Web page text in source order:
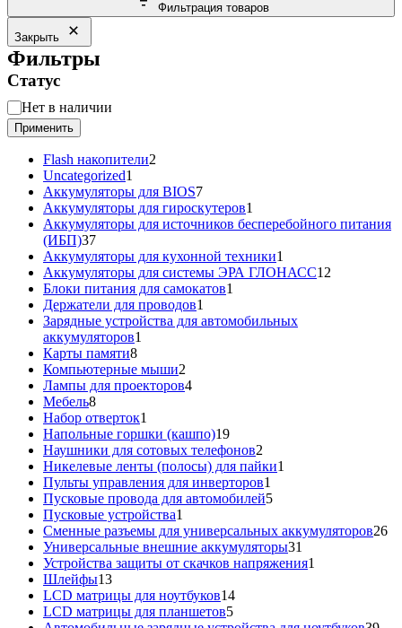
Фильтрация товаров
Закрыть
Фильтры
Статус
Статус
Нет в наличии
Применить
Flash накопители2
Uncategorized1
товар
Аккумуляторы для BIOS77
товаров
Аккумуляторы для гироскутеров1
товар
Аккумуляторы для источников бесперебойного питания
(ИБП)3737
товаров
Аккумуляторы для кухонной техники1
товар
Аккумуляторы для системы ЭРА ГЛОНАСС12
Блоки питания для самокатов1
Держатели для проводов1
товар
Зарядные устройства для автомобильных
аккумуляторов1
Карты памяти88
товаров
Компьютерные мыши2
товара
Лампы для проекторов44
Мебель88
товаров
Набор отверток1
товар
Напольные горшки (кашпо)1919
товаров
Наушники для сотовых телефонов2
товара
Никелевые ленты (полосы) для пайки1
Пульты управления для инверторов1
товар
Пусковые провода для автомобилей55
Пусковые устройства1
товар
Сменные разъемы для универсальных аккумуляторов2626
Универсальные внешние аккумуляторы31
товар
Устройства защиты от скачков напряжения1
Шлейфы1313
товаров
LCD матрицы для ноутбуков1414
LCD матрицы для планшетов55